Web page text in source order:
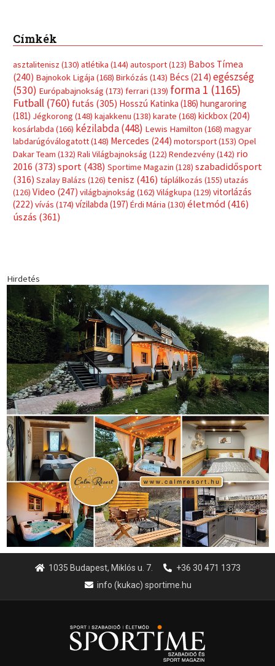
Címkék
asztalitenisz (130) atlétika (144) autosport(123) Babos Tímea
(240) Bajnokok Ligája (168) Birkózás (143) Bécs (214) egészség
(530) Európabajnokság (173) ferrari (139) forma 1 (1165)
Futball (760) futás (305) Hosszú Katinka (186) hungaroring
(181) Jégkorong (148) kajakkenu (138) karate (168) kickbox(204)
kosárlabda (166) kézilabda(448) Lewis Hamilton (168) magyar
labdarúgóválogatott(148) Mercedes (244) motorsport(153) Opel
Dakar Team (132) Rali Világbajnokság (122) Rendezvény(142) rio
2016 (373) sport(438) Sportime Magazin (128) szabadidősport
(316) Szalay Balázs (126) tenisz (416) táplálkozás (155) utazás
(126) Video (247) világbajnokság (162) Világkupa (129) vitorlázás
(222) vívás (174) vízilabda (197) Érdi Mária (130) életmód(416)
úszás (361)
Hirdetés
1035 Budapest, Miklós u. 7.
+36 30 471 1373
info (kukac) sportime.hu